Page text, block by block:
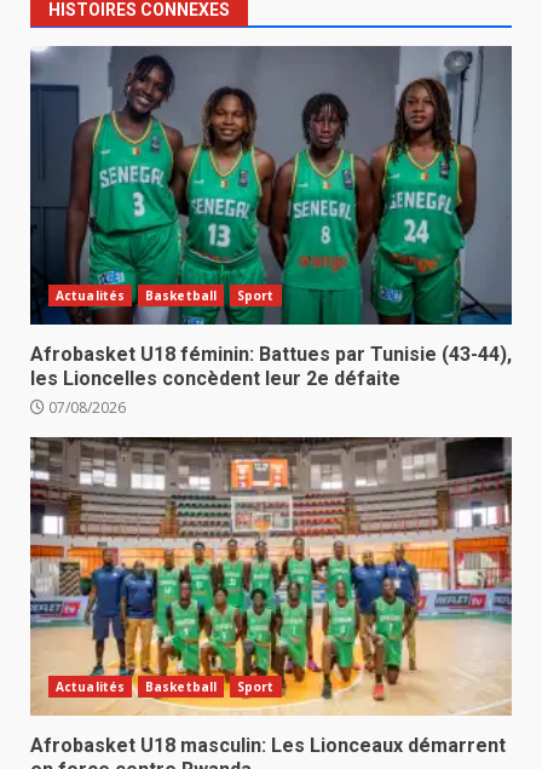
HISTOIRES CONNEXES
Actualités Basketball Sport
Afrobasket U18 féminin: Battues par Tunisie (43-44),
les Lioncelles concèdent leur 2e défaite
07/08/2026
Actualités Basketball Sport
Afrobasket U18 masculin: Les Lionceaux démarrent